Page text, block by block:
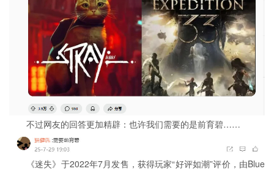
不过网友的回答更加精辟：也许我们需要的是前育碧……
《迷失》于2022年7月发售，获得玩家“好评如潮”评价，由Blue